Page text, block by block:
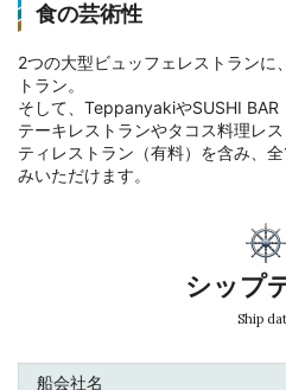
食の芸術性
2つの大型ビュッフェレストランに
トラン。
そして、TeppanyakiやSUSHI BAR
テーキレストランやタコス料理レ
ティレストラン（有料）を含み、
みいただけます。
シップ
Ship
船会社名